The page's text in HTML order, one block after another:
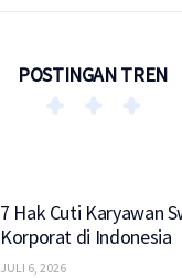
POSTINGAN TREN
7 Hak Cuti Karyawan
Korporat di Indonesia
JULI 6, 2026